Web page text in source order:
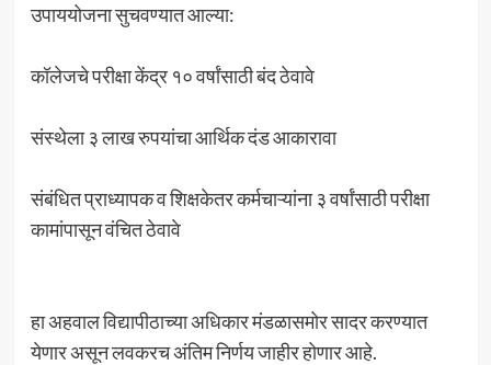
उपाययोजना सुचवण्यात आल्या:
कॉलेजचे परीक्षा केंद्र १० वर्षांसाठी बंद ठेवावे
संस्थेला ३ लाख रुपयांचा आर्थिक दंड आकारावा
संबंधित प्राध्यापक व शिक्षकेतर कर्मचाऱ्यांना ३ वर्षांसाठी परीक्षा
कामांपासून वंचित ठेवावे
हा अहवाल विद्यापीठाच्या अधिकार मंडळासमोर सादर करण्यात
येणार असून लवकरच अंतिम निर्णय जाहीर होणार आहे.